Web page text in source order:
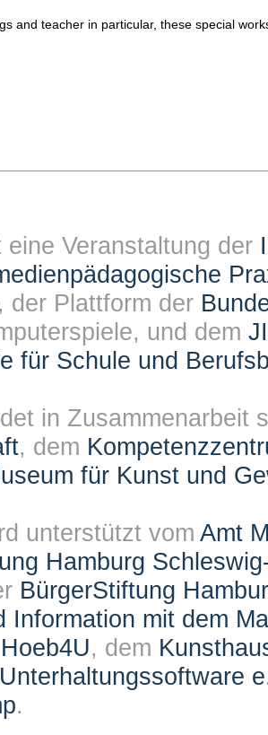
and teacher in particular, these special
eine Veranstaltung der
, der Plattform der
und dem
für Schule und
in Zusammenarbeit
, dem
für Kunst und
unterstützt vom Amt
Hamburg
BürgerStiftung
Information mit dem
Hoeb4U, dem
.